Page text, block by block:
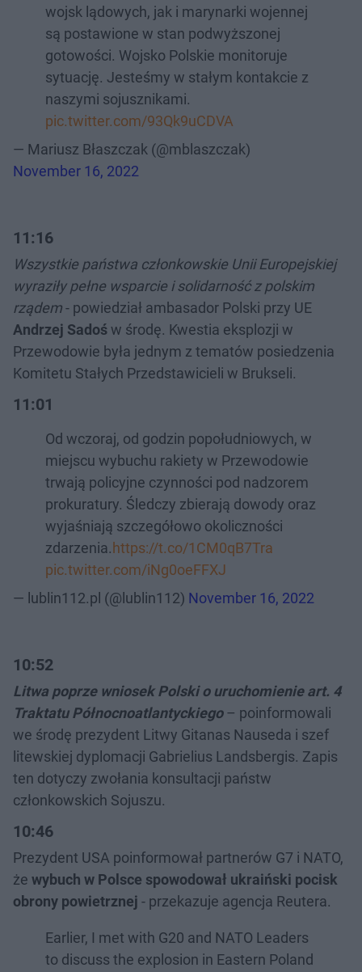
wojsk lądowych, jak i marynarki wojennej
są postawione w stan podwyższonej
gotowości. Wojsko Polskie monitoruje
sytuację. Jesteśmy w stałym kontakcie z
naszymi sojusznikami.
pic.twitter.com/93Qk9uCDVA
— Mariusz Błaszczak (@mblaszczak)
November 16, 2022
11:16
Wszystkie państwa członkowskie Unii Europejskiej
wyraziły pełne wsparcie i solidarność z polskim
rządem- powiedział ambasador Polski przy UE
Andrzej Sadośw środę. Kwestia eksplozji w
Przewodowie była jednym z tematów posiedzenia
Komitetu Stałych Przedstawicieli w Brukseli.
11:01
Od wczoraj, od godzin popołudniowych, w
miejscu wybuchu rakiety w Przewodowie
trwają policyjne czynności pod nadzorem
prokuratury. Śledczy zbierają dowody oraz
wyjaśniają szczegółowo okoliczności
zdarzenia. https://t.co/1CM0qB7Tra
pic.twitter.com/iNg0oeFFXJ
— lublin112.pl (@lublin112) November 16, 2022
10:52
Litwa poprze wniosek Polski o uruchomienie art. 4
Traktatu Północnoatlantyckiego – poinformowali
we środę prezydent Litwy Gitanas Nauseda i szef
litewskiej dyplomacji Gabrielius Landsbergis. Zapis
ten dotyczy zwołania konsultacji państw
członkowskich Sojuszu.
10:46
Prezydent USA poinformował partnerów G7 i NATO,
że wybuch w Polsce spowodował ukraiński pocisk
obrony powietrznej - przekazuje agencja Reutera.
Earlier, I met with G20 and NATO Leaders
to discuss the explosion in Eastern Poland